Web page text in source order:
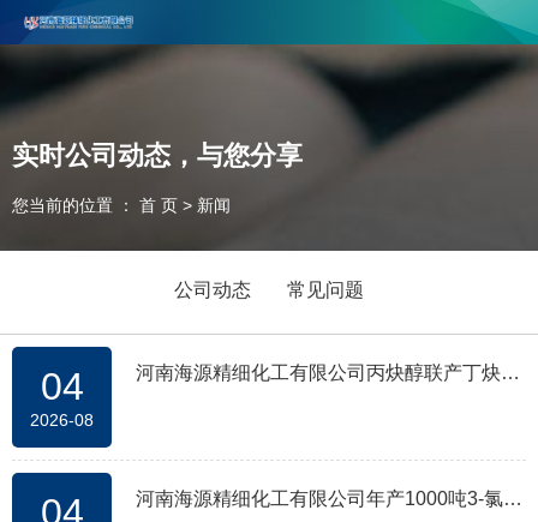
河南海源精细化工有限公司主要生产丙炔醇、丁炔二醇和3-氯丙炔，欢
迎合作咨询！
联系电话：0393-2737666
实时公司动态，与您分享
您当前的位置 ： 首 页 > 新闻
公司动态 常见问题
04
2026-08
河南海源精细化工有限公司丙炔醇联产丁炔二
04 河南海源精细化工有限公司年产1000吨3-氯丙